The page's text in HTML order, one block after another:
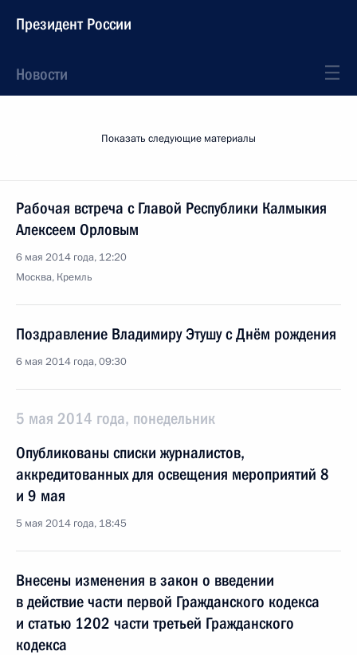
Президент России
Новости
Показать следующие материалы
Рабочая встреча с Главой Республики Калмыкия
Алексеем Орловым
6 мая 2014 года, 12:20
Москва, Кремль
Поздравление Владимиру Этушу с Днём рождения
6 мая 2014 года, 09:30
5 мая 2014 года, понедельник
Опубликованы списки журналистов,
аккредитованных для освещения мероприятий 8
и 9 мая
5 мая 2014 года, 18:45
Внесены изменения в закон о введении
в действие части первой Гражданского кодекса
и статью 1202 части третьей Гражданского
кодекса